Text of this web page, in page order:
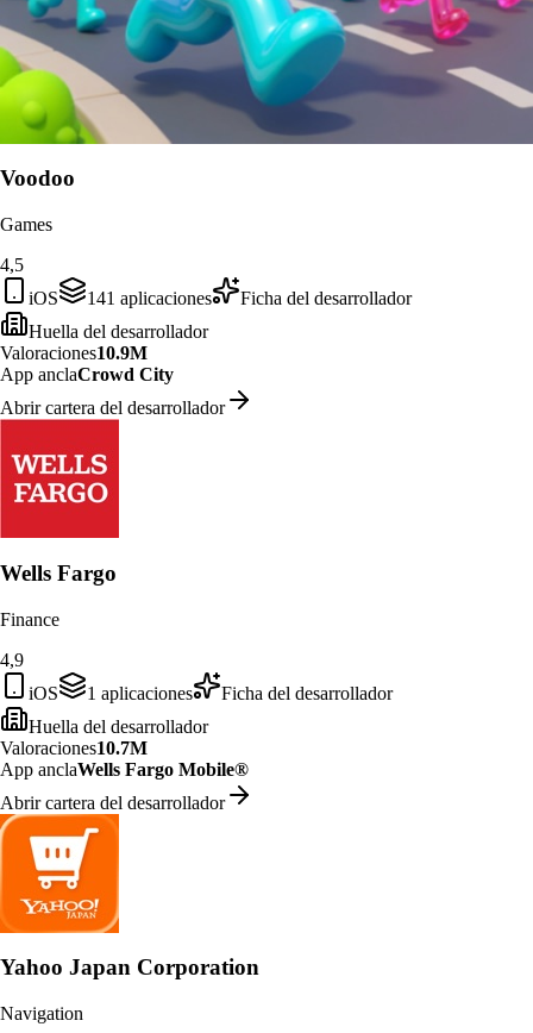
Voodoo
Games
4,5
iOS
141 aplicaciones
Ficha del desarrollador
Huella del desarrollador
Valoraciones10.9M
App anclaCrowd City
Abrir cartera del desarrollador
Wells Fargo
Finance
4,9
iOS
1 aplicaciones
Ficha del desarrollador
Huella del desarrollador
Valoraciones10.7M
App anclaWells Fargo Mobile®
Abrir cartera del desarrollador
Yahoo Japan Corporation
Navigation